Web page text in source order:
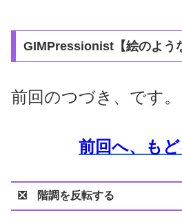
GIMPressionist【絵のよ
前回のつづき、です。
前回へ、も
❎ 階調を反転する